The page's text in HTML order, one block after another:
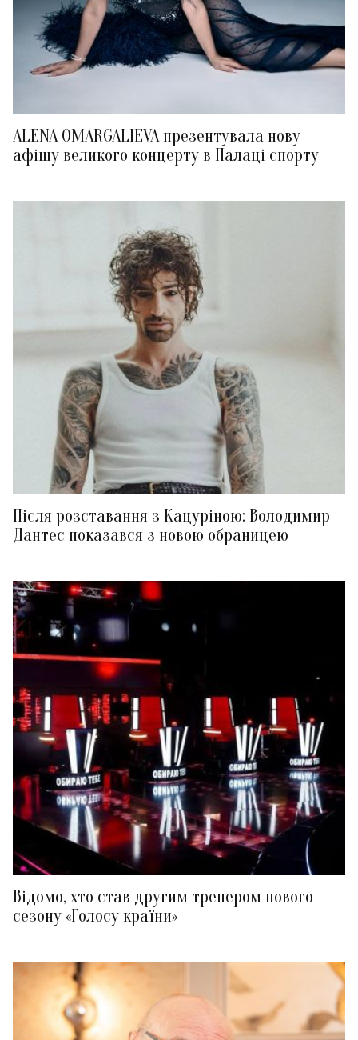
ALENA OMARGALIEVA презентувала нову
афішу великого концерту в Палаці спорту
Після розставання з Кацуріною: Володимир
Дантес показався з новою обраницею
Відомо, хто став другим тренером нового
сезону «Голосу країни»